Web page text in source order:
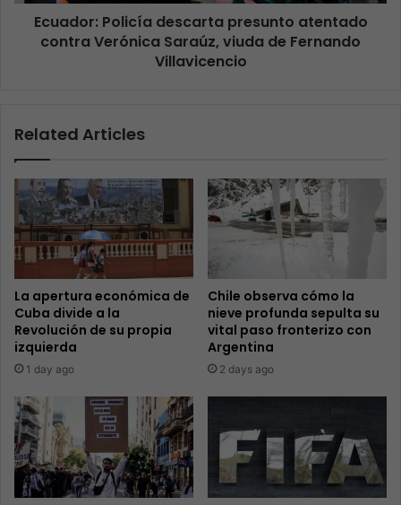
Ecuador: Policía descarta presunto atentado
contra Verónica Saraúz, viuda de Fernando
Villavicencio
Related Articles
La apertura económica de
Cuba divide a la
Revolución de su propia
izquierda
1 day ago
Chile observa cómo la
nieve profunda sepulta su
vital paso fronterizo con
Argentina
2 days ago